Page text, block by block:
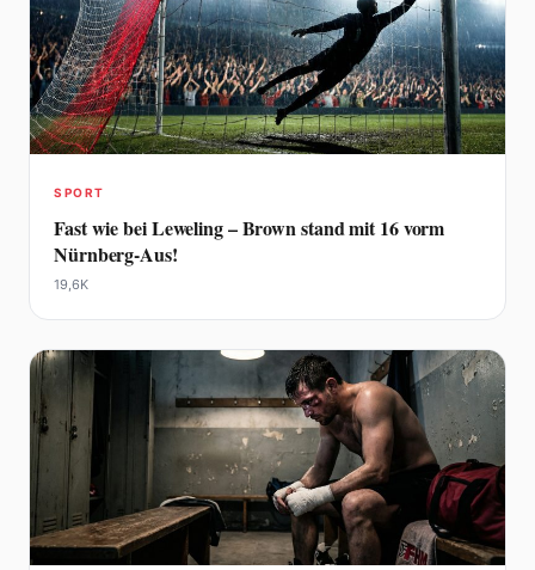
SPORT
Fast wie bei Leweling – Brown stand mit 16 vorm
Nürnberg-Aus!
19,6K